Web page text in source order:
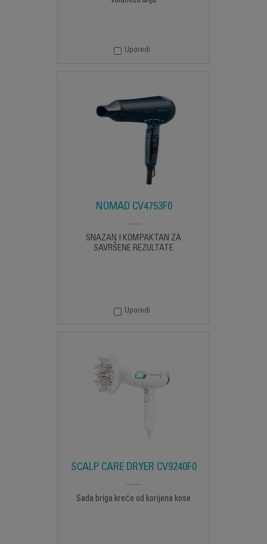
Uporedi
NOMAD CV4753F0
SNAŽAN I KOMPAKTAN ZA
SAVRŠENE REZULTATE
Uporedi
SCALP CARE DRYER CV9240F0
Sada briga kreće od korijena kose